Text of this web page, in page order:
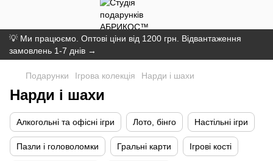
💡 Ми працюємо. Оптові ціни від 1200 грн. Відвантаження
замовлень 1-7 днів →
Подарунки Ігрова колекція Нарди і шахи
Нарди і шахи
Алкогольні та офісні ігри Лото, бінго Настільні ігри
Пазли і головоломки Гральні карти Ігрові кості